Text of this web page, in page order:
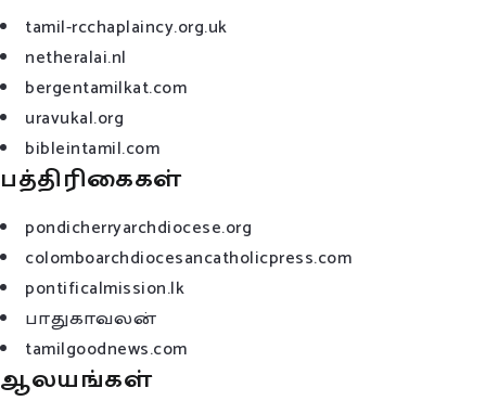
tamil-rcchaplaincy.org.uk
netheralai.nl
bergentamilkat.com
uravukal.org
bibleintamil.com
பத்திரிகைகள்
pondicherryarchdiocese.org
colomboarchdiocesancatholicpress.com
pontificalmission.lk
பாதுகாவலன்
tamilgoodnews.com
ஆலயங்கள்